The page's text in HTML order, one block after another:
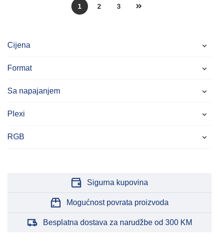
Cijena
Format
Sa napajanjem
Plexi
RGB
1 2 3
Sigurna kupovina
Mogućnost povrata proizvoda
Besplatna dostava za narudžbe od 300 KM